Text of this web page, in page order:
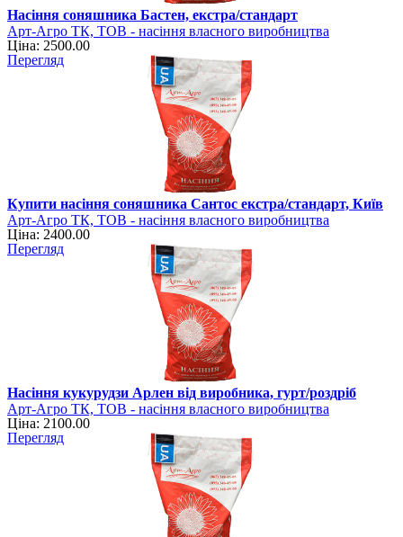
Насіння соняшника Бастен, екстра/стандарт
Арт-Агро ТК, ТОВ - насіння власного виробництва
Ціна: 2500.00
Перегляд
Купити насіння соняшника Сантос екстра/стандарт, Київ
Арт-Агро ТК, ТОВ - насіння власного виробництва
Ціна: 2400.00
Перегляд
Насіння кукурудзи Арлен від виробника, гурт/роздріб
Арт-Агро ТК, ТОВ - насіння власного виробництва
Ціна: 2100.00
Перегляд